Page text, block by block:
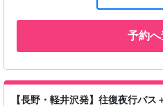
予約
【長野・軽井沢発】往復夜行バ